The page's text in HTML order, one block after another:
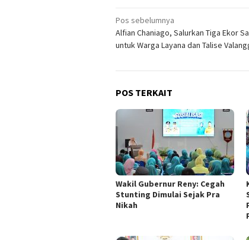
Navigasi
pos
Pos sebelumnya
Alfian Chaniago, Salurkan Tiga Ekor
untuk Warga Layana dan Talise
POS TERKAIT
Wakil Gubernur Reny: Cegah
Stunting Dimulai Sejak Pra
Nikah